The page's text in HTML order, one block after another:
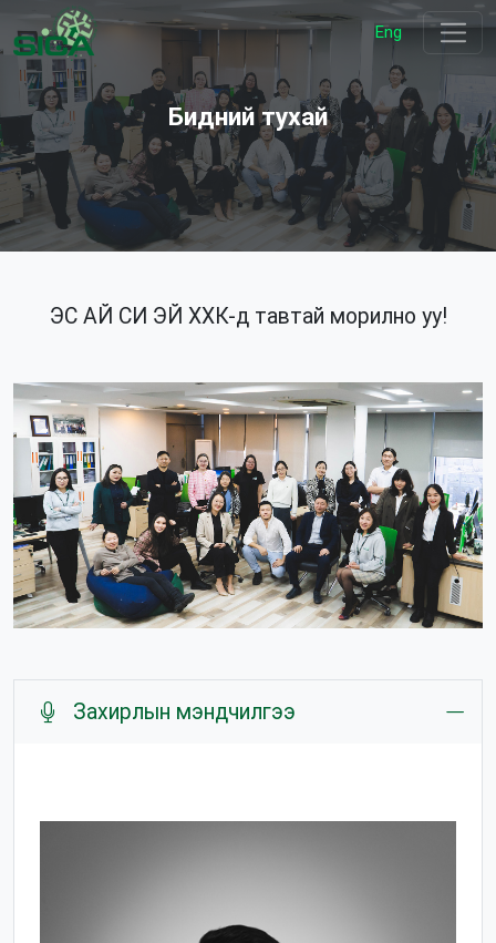
Eng
Бидний тухай
ЭС АЙ СИ ЭЙ ХХК-д тавтай морилно уу!
Захирлын мэндчилгээ